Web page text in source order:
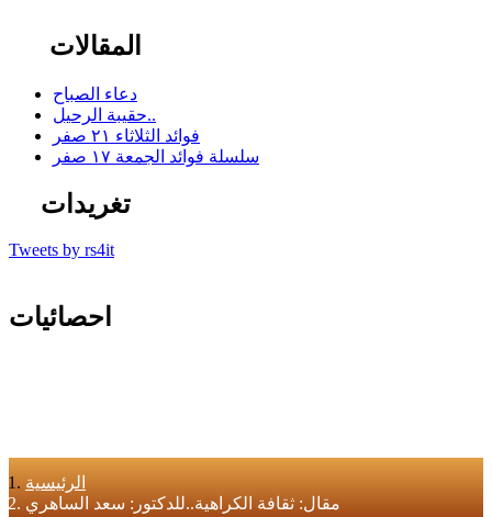
المقالات
دعاء الصباح
حقيبة الرحيل..
فوائد الثلاثاء ٢١ صفر
سلسلة فوائد الجمعة ١٧ صفر
تغريدات
Tweets by rs4it
احصائيات
الرئيسية
مقال: ثقافة الكراهية..للدكتور: سعد الساهري